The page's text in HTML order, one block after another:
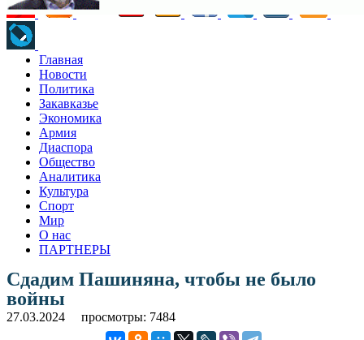
Главная
Новости
Политика
Закавказье
Экономика
Армия
Диаспора
Общество
Аналитика
Культура
Спорт
Мир
О нас
ПАРТНЕРЫ
Сдадим Пашиняна, чтобы не было
войны
27.03.2024 просмотры: 7484